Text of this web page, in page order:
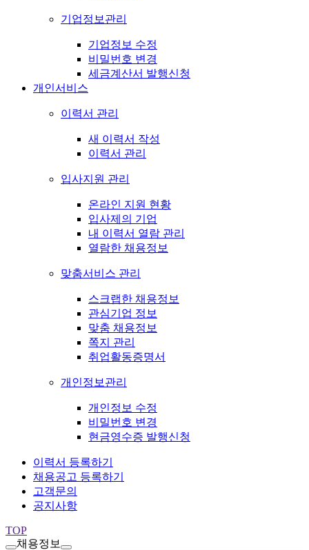
기업정보관리
기업정보 수정
비밀번호 변경
세금계산서 발행신청
개인서비스
이력서 관리
새 이력서 작성
이력서 관리
입사지원 관리
온라인 지원 현황
입사제의 기업
내 이력서 열람 관리
열람한 채용정보
맞춤서비스 관리
스크랩한 채용정보
관심기업 정보
맞춤 채용정보
쪽지 관리
취업활동증명서
개인정보관리
개인정보 수정
비밀번호 변경
현금영수증 발행신청
이력서 등록하기
채용공고 등록하기
고객문의
공지사항
TOP
채용정보